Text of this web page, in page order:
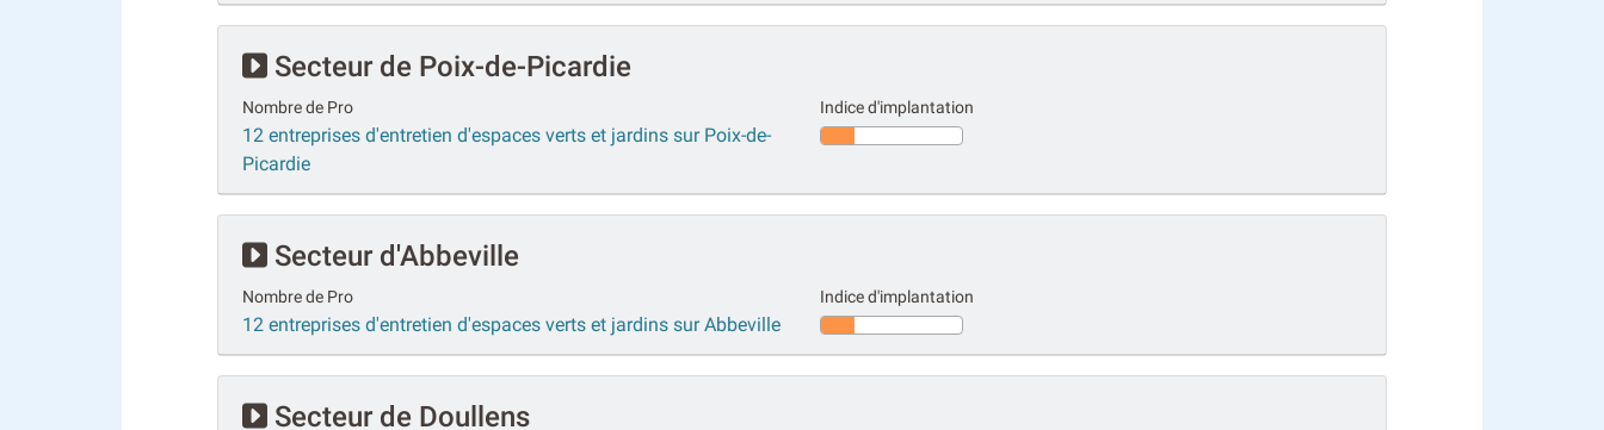
Secteur de Poix-de-Picardie
Nombre de Pro
12 entreprises d'entretien d'espaces verts et jardins sur Poix-de-
Picardie
Indice d'implantation
Secteur d'Abbeville
Nombre de Pro
12 entreprises d'entretien d'espaces verts et jardins sur Abbeville
Indice d'implantation
Secteur de Doullens